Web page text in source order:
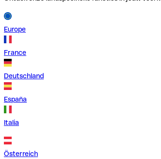
Europe
France
Deutschland
España
Italia
Österreich